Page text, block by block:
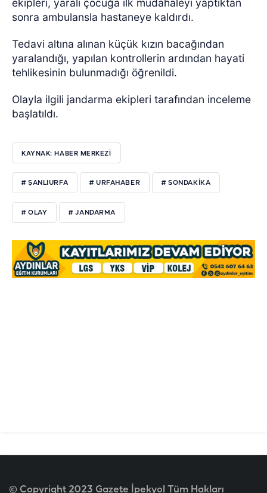
ekipleri, yaralı çocuğa ilk müdahaleyi yaptıktan
sonra ambulansla hastaneye kaldırdı.
Tedavi altına alınan küçük kızın bacağından
yaralandığı, yapılan kontrollerin ardından hayati
tehlikesinin bulunmadığı öğrenildi.
Olayla ilgili jandarma ekipleri tarafından inceleme
başlatıldı.
KAYNAK: HABER MERKEZI
# ŞANLIURFA # URFAHABER # SONDAKİKA
# OLAY # JANDARMA
© Copyright 2023 Gazete İpekyol Tüm Hakları